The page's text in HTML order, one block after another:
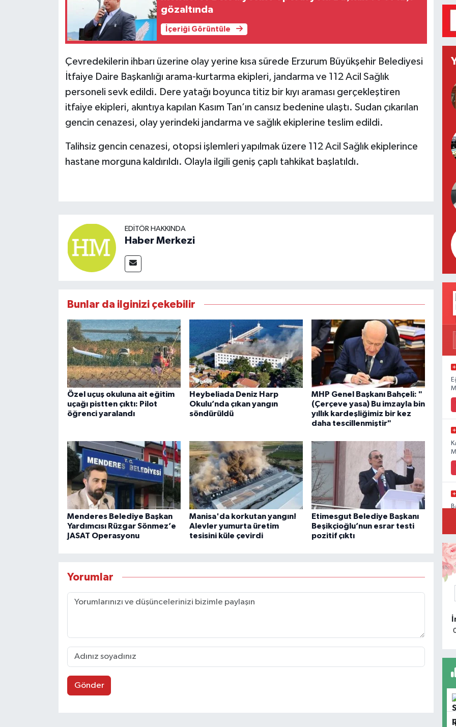
gözaltında
İçeriği Görüntüle
Çevredekilerin ihbarı üzerine olay yerine kısa sürede Erzurum Büyükşehir Belediyesi
İtfaiye Daire Başkanlığı arama-kurtarma ekipleri, jandarma ve 112 Acil Sağlık
personeli sevk edildi. Dere yatağı boyunca titiz bir kıyı araması gerçekleştiren
itfaiye ekipleri, akıntıya kapılan Kasım Tan’ın cansız bedenine ulaştı. Sudan çıkarılan
gencin cenazesi, olay yerindeki jandarma ve sağlık ekiplerine teslim edildi.
Talihsiz gencin cenazesi, otopsi işlemleri yapılmak üzere 112 Acil Sağlık ekiplerince
hastane morguna kaldırıldı. Olayla ilgili geniş çaplı tahkikat başlatıldı.
EDITÖR HAKKINDA
Haber Merkezi
Bunlar da ilginizi çekebilir
Özel uçuş okuluna ait eğitim
uçağı pistten çıktı: Pilot
öğrenci yaralandı
Heybeliada Deniz Harp
Okulu’nda çıkan yangın
söndürüldü
MHP Genel Başkanı Bahçeli: "
(Çerçeve yasa) Bu imzayla bin
yıllık kardeşliğimiz bir kez
daha tescillenmiştir"
Menderes Belediye Başkan
Yardımcısı Rüzgar Sönmez’e
JASAT Operasyonu
Manisa'da korkutan yangın!
Alevler yumurta üretim
tesisini küle çevirdi
Etimesgut Belediye Başkanı
Beşikçioğlu’nun esrar testi
pozitif çıktı
Yorumlar
Gönder